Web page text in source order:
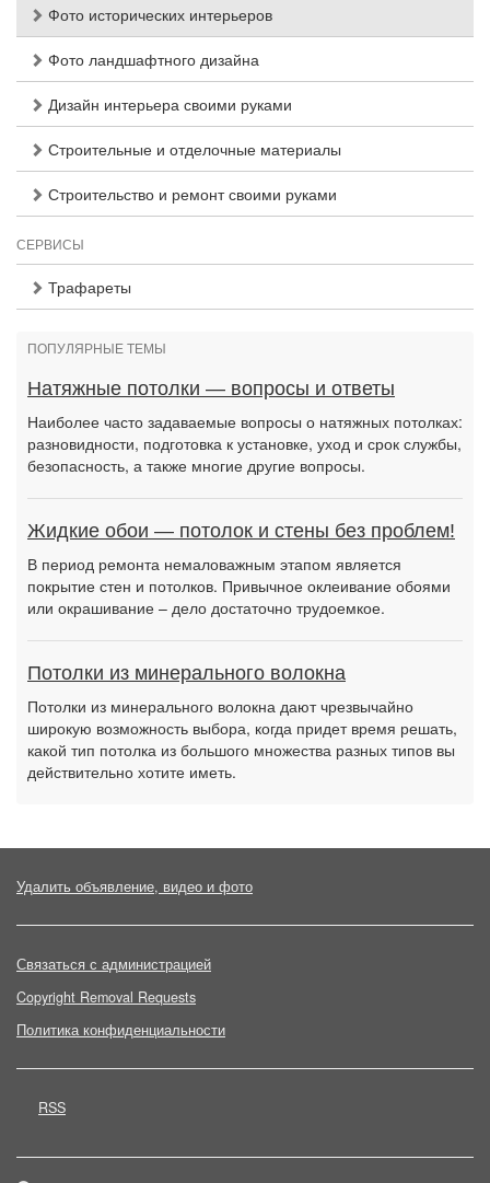
Фото исторических интерьеров
Фото ландшафтного дизайна
Дизайн интерьера своими руками
Строительные и отделочные материалы
Строительство и ремонт своими руками
СЕРВИСЫ
Трафареты
ПОПУЛЯРНЫЕ ТЕМЫ
Натяжные потолки — вопросы и ответы
Наиболее часто задаваемые вопросы о натяжных потолках:
разновидности, подготовка к установке, уход и срок службы,
безопасность, а также многие другие вопросы.
Жидкие обои — потолок и стены без проблем!
В период ремонта немаловажным этапом является
покрытие стен и потолков. Привычное оклеивание обоями
или окрашивание – дело достаточно трудоемкое.
Потолки из минерального волокна
Потолки из минерального волокна дают чрезвычайно
широкую возможность выбора, когда придет время решать,
какой тип потолка из большого множества разных типов вы
действительно хотите иметь.
Удалить объявление, видео и фото
Связаться с администрацией
Copyright Removal Requests
Политика конфиденциальности
RSS